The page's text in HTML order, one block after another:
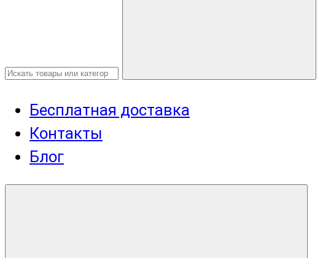
Бесплатная доставка
Контакты
Блог